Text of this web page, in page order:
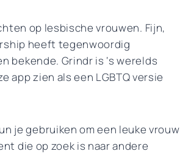
op lesbische vrouwen. Fijn,
heeft tegenwoordig
bekende. Grindr is ‘s werelds
app zien als een LGBTQ versie
je gebruiken om een leuke vrouw
die op zoek is naar andere